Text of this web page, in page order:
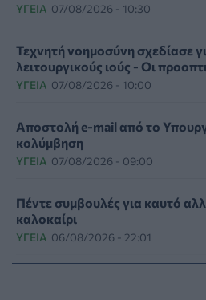
ΥΓΕΊΑ 07/08/2026 - 10:30
Τεχνητή νοημοσύνη σχεδίασε
λειτουργικούς ιούς - Oι
ΥΓΕΊΑ 07/08/2026 - 10:00
Αποστολή e-mail από το
κολύμβηση
ΥΓΕΊΑ 07/08/2026 - 09:00
Πέντε συμβουλές για καυτό
καλοκαίρι
ΥΓΕΊΑ 06/08/2026 - 22:01